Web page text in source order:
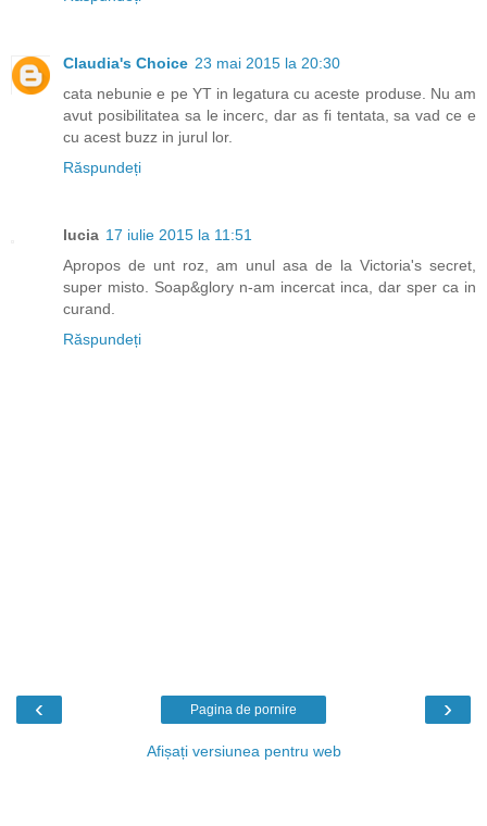
Claudia's Choice 23 mai 2015 la 20:30
cata nebunie e pe YT in legatura cu aceste produse. Nu am
avut posibilitatea sa le incerc, dar as fi tentata, sa vad ce e
cu acest buzz in jurul lor.
Răspundeți
lucia 17 iulie 2015 la 11:51
Apropos de unt roz, am unul asa de la Victoria's secret,
super misto. Soap&glory n-am incercat inca, dar sper ca in
curand.
Răspundeți
‹ ›
Pagina de pornire
Afișați versiunea pentru web